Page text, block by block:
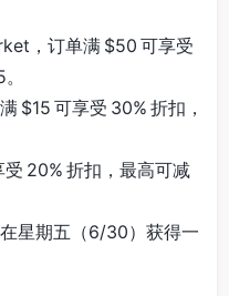
，订单满 $50 可享受
$15 可享受 30% 折扣，
20% 折扣，最高可减
星期五（6/30）获得一